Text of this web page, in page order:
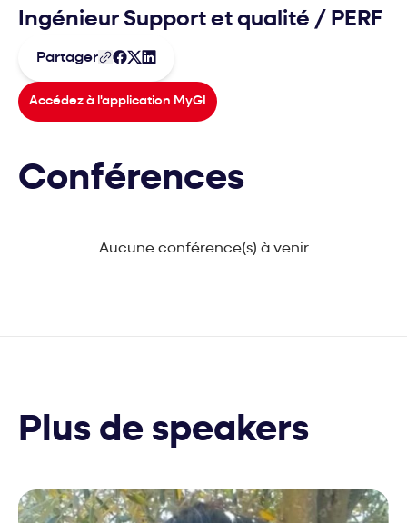
Ingénieur Support et qualité / PERF
Partager
Accédez à l'application MyGI
Conférences
Aucune conférence(s) à venir
Plus de speakers